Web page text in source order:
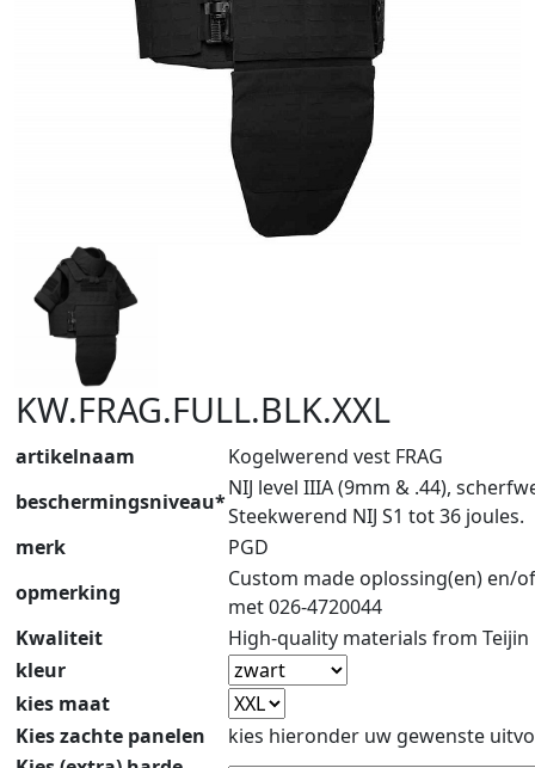
KW.FRAG.FULL.BLK.XXL
artikelnaam
Kogelwerend vest FRAG
beschermingsniveau*
NIJ level IIIA (9mm & .44),
Steekwerend NIJ S1 tot 36 joules.
merk
PGD
opmerking
Custom made oplossing(en) en/
met 026-4720044
Kwaliteit
High-quality materials from Teijin
kleur
kies maat
Kies zachte panelen
kies hieronder uw gewenste